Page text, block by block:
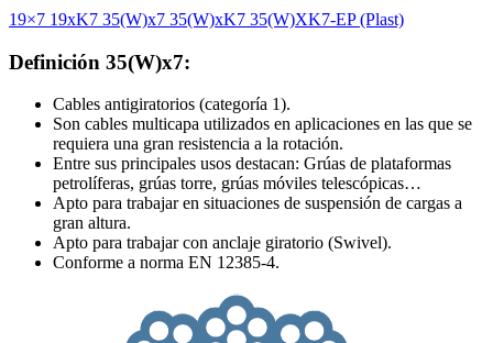
19×7 19xK7 35(W)x7 35(W)xK7 35(W)XK7-EP (Plast)
Definición 35(W)x7:
Cables antigiratorios (categoría 1).
Son cables multicapa utilizados en aplicaciones en las que se
requiera una gran resistencia a la rotación.
Entre sus principales usos destacan: Grúas de plataformas
petrolíferas, grúas torre, grúas móviles telescópicas…
Apto para trabajar en situaciones de suspensión de cargas a
gran altura.
Apto para trabajar con anclaje giratorio (Swivel).
Conforme a norma EN 12385-4.